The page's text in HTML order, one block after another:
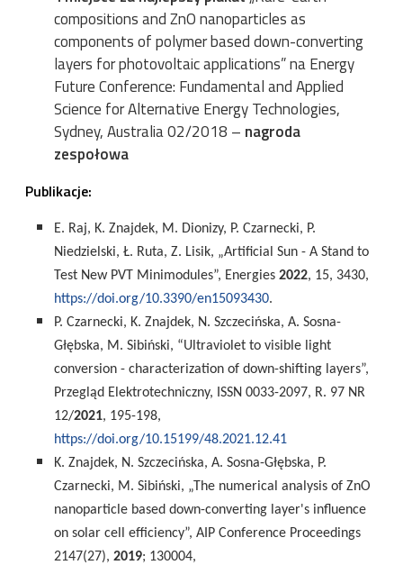
compositions and ZnO nanoparticles as
components of polymer based down-converting
layers for photovoltaic applications” naEnergy
Future Conference: Fundamental and Applied
Science for Alternative Energy Technologies,
Sydney, Australia 02/2018 – nagroda
zespołowa
Publikacje:
E. Raj, K. Znajdek, M. Dionizy, P. Czarnecki, P.
Niedzielski, Ł. Ruta, Z. Lisik, „Artificial Sun - A Stand to
Test New PVT Minimodules”, Energies 2022, 15, 3430,
https://doi.org/10.3390/en15093430.
P. Czarnecki, K. Znajdek, N. Szczecińska, A. Sosna-
Głębska, M. Sibiński, “Ultraviolet to visible light
conversion - characterization of down-shifting layers”,
Przegląd Elektrotechniczny, ISSN 0033-2097, R. 97 NR
12/2021, 195-198,
https://doi.org/10.15199/48.2021.12.41
K. Znajdek, N. Szczecińska, A. Sosna-Głębska, P.
Czarnecki, M. Sibiński, „The numerical analysis of ZnO
nanoparticle based down-converting layer's influence
on solar cell efficiency”, AIP Conference Proceedings
2147(27), 2019; 130004,